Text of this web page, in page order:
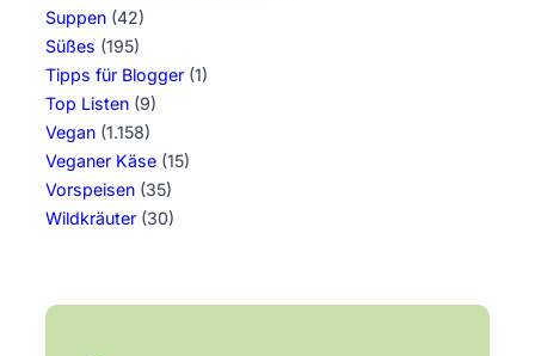
Suppen (42)
Süßes (195)
Tipps für Blogger (1)
Top Listen (9)
Vegan (1.158)
Veganer Käse (15)
Vorspeisen (35)
Wildkräuter (30)